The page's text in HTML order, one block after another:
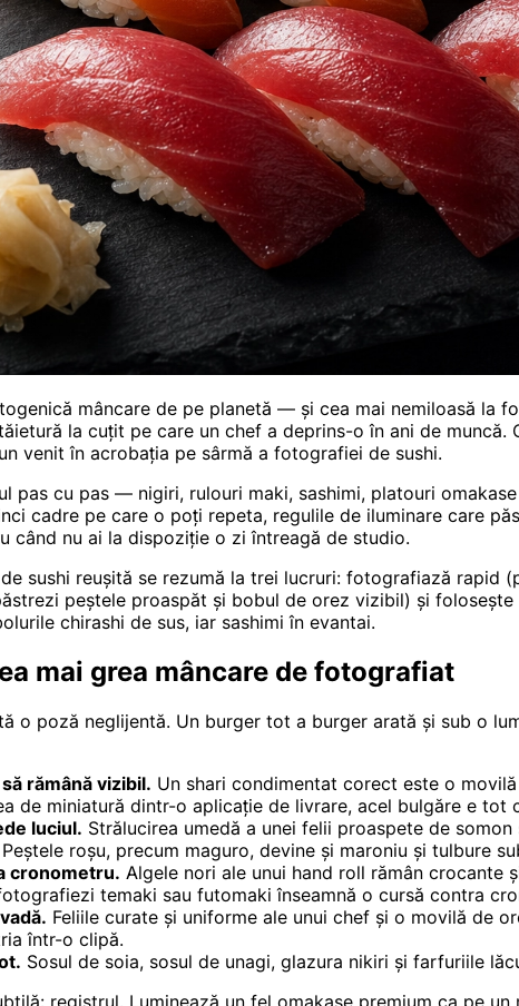
mâncare de pe planetă — și cea mai nemiloasă
la cuțit pe care un chef a deprins-o în ani de
venit în acrobația pe sârmă a fotografiei de sushi.
pas cu pas — nigiri, rulouri maki, sashimi, platouri
cadre pe care o poți repeta, regulile de iluminare care
când nu ai la dispoziție o zi întreagă de studio.
sushi reușită se rezumă la trei lucruri: fotografiază rapid
peștele proaspăt și bobul de orez vizibil) și
chirashi de sus, iar sashimi în evantai.
mai grea mâncare de fotografiat
o poză neglijentă. Un burger tot a burger arată și sub o
rămână vizibil. Un shari condimentat corect este o
de miniatură dintr-o aplicație de livrare, acel bulgăre e tot
luciul. Strălucirea umedă a unei felii proaspete de
roșu, precum maguro, devine și maroniu și tulbure
cronometru. Algele nori ale unui hand roll rămân crocante
temaki sau futomaki înseamnă o cursă contra
Feliile curate și uniforme ale unui chef și o movilă de
într-o clipă.
Sosul de soia, sosul de unagi, glazura nikiri și farfuriile